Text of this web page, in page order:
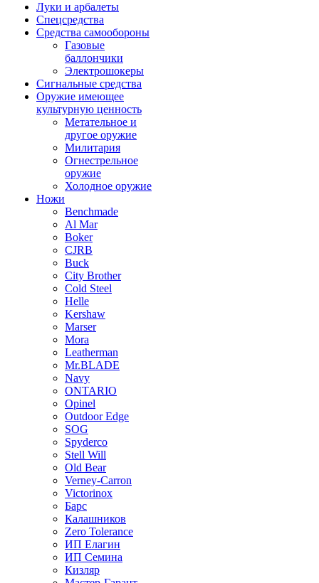
Луки и арбалеты
Спецсредства
Средства самообороны
Газовые
баллончики
Электрошокеры
Сигнальные средства
Оружие имеющее
культурную ценность
Метательное и
другое оружие
Милитария
Огнестрельное
оружие
Холодное оружие
Ножи
Benchmade
Al Mar
Boker
CJRB
Buck
City Brother
Cold Steel
Helle
Kershaw
Marser
Mora
Leatherman
Mr.BLADE
Navy
ONTARIO
Opinel
Outdoor Edge
SOG
Spyderco
Stell Will
Old Bear
Verney-Carron
Victorinox
Барс
Калашников
Zero Tolerance
ИП Елагин
ИП Семина
Кизляр